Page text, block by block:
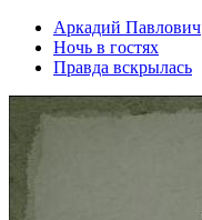
Аркадий Павлович
Ночь в гостях
Правда вскрылась